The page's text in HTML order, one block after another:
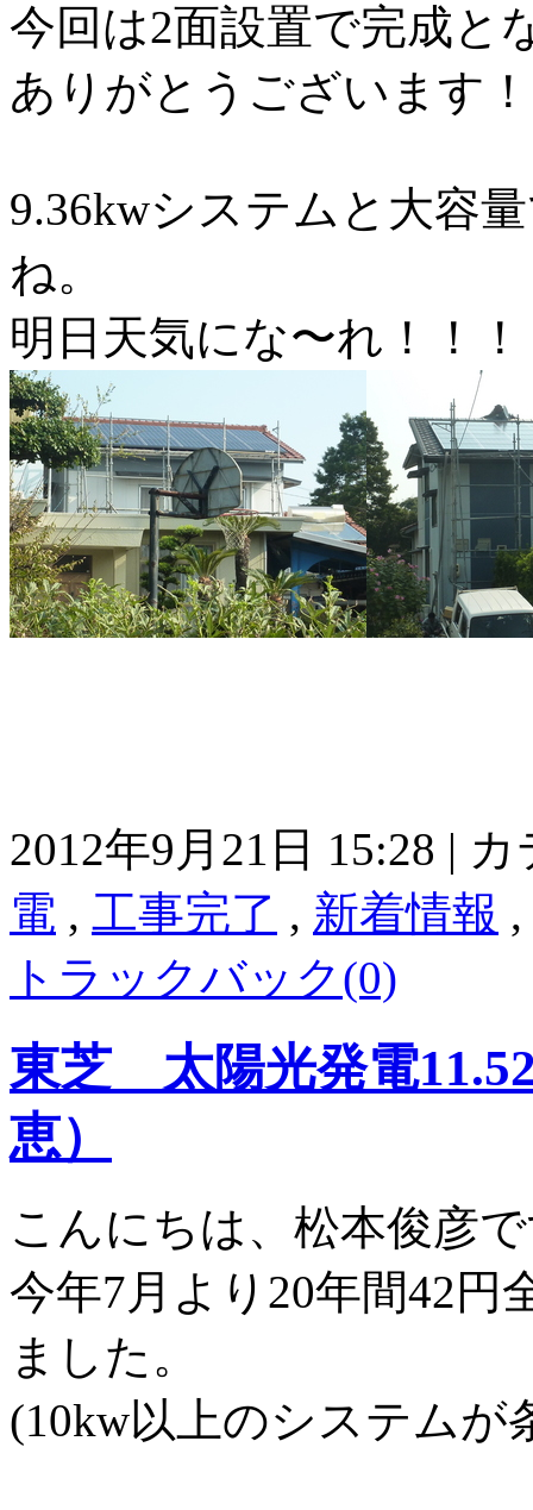
今回は2面設置で完成と
ありがとうございます
9.36kwシステムと大容
ね。
明日天気にな〜れ！！！
2012年9月21日 15:28 |
電 , 工事完了 , 新着情報 ,
トラックバック(0)
東芝 太陽光発電
恵）
こんにちは、松本俊彦
今年7月より20年間42円
ました。
(10kw以上のシステムが